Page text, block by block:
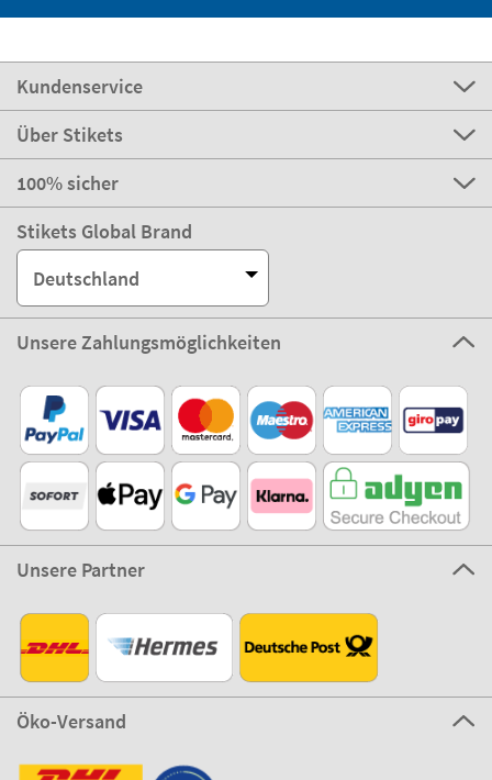
Kundenservice
Über Stikets
100% sicher
Stikets Global Brand
Deutschland
Unsere Zahlungsmöglichkeiten
Unsere Partner
Öko-Versand